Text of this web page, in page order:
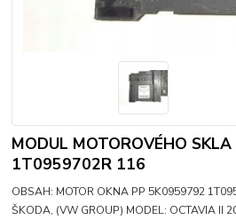
MODUL MOTOROVÉHO
1T0959702R 116
OBSAH: MOTOR OKNA PP 5K0959792
ŠKODA, (VW GROUP) MODEL: OCTAVIA II